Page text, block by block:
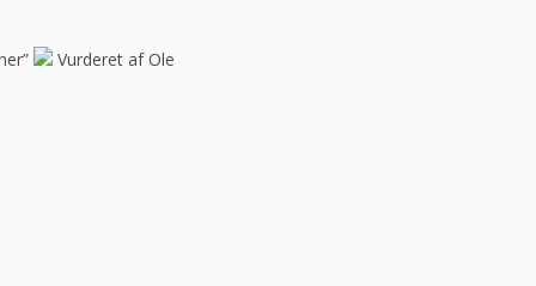
Vurderet af Ole